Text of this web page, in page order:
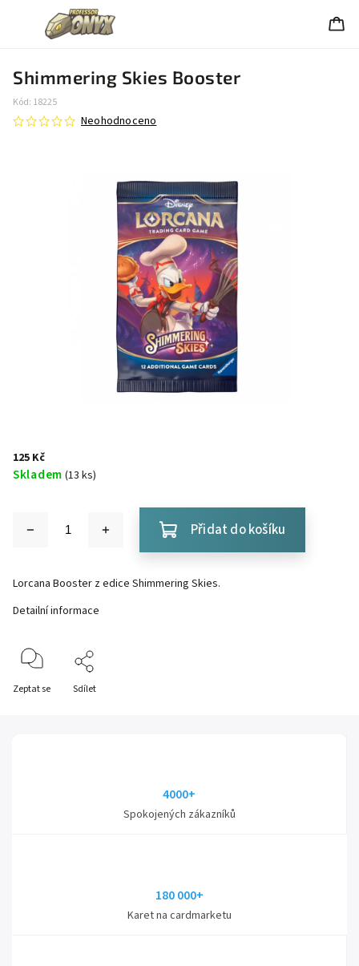
Shimmering Skies Booster
Kód: 18225
Neohodnoceno
125 Kč
Skladem (13 ks)
Přidat do košíku
Lorcana Booster z edice Shimmering Skies.
Detailní informace
Zeptat se Sdílet
4000+
Spokojených zákazníků
180 000+
Karet na cardmarketu